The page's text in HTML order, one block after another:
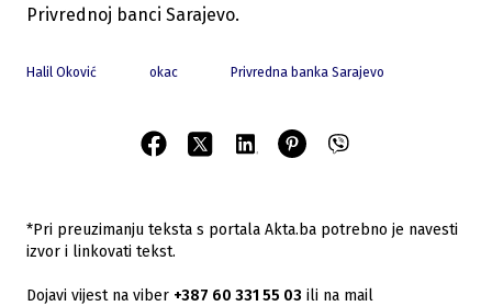
Privrednoj banci Sarajevo.
Halil Oković okac Privredna banka Sarajevo
*Pri preuzimanju teksta s portala Akta.ba potrebno je navesti
izvor i linkovati tekst.
Dojavi vijest na viber +387 60 331 55 03 ili na mail